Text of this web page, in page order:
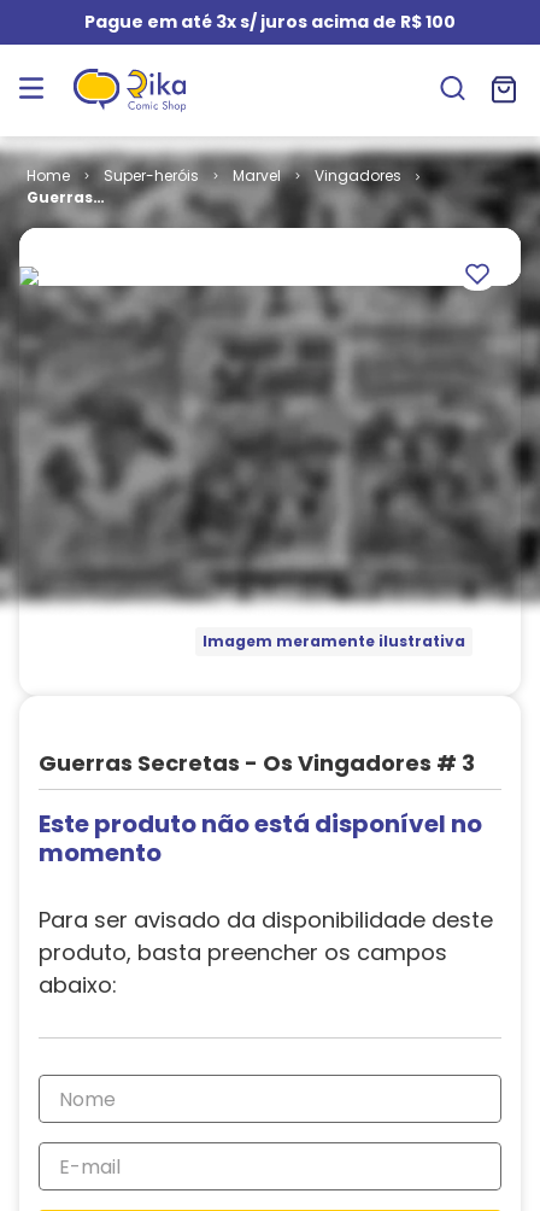
Pague em até 3x s/ juros acima de R$ 100
Super-heróis Marvel
Vingadores
Guerras
Secretas - Os
3
Imagem meramente ilustrativa
Guerras Secretas - Os Vingadores # 3
Este produto não está disponível no
momento
Para ser avisado da disponibilidade deste
produto, basta preencher os campos
abaixo: